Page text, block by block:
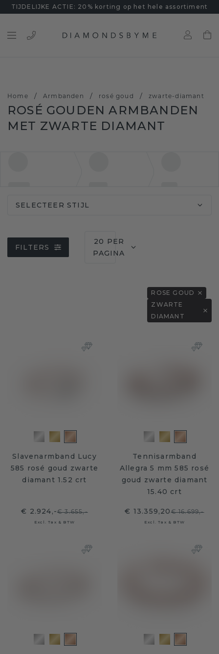
TIJDELIJKE ACTIE: 20% korting op het hele assortiment
Home / Armbanden / rosé goud / zwarte-diamant
ROSÉ GOUDEN ARMBANDEN
MET ZWARTE DIAMANT
SELECTEER STIJL
FILTERS
20 PER
PAGINA
ROSE GOUD
ZWARTE
DIAMANT
Slavenarmband Lucy
585 rosé goud zwarte
diamant 1.52 crt
€ 2.924,-€ 3.655,-
Excl. Tax & BTW
Tennisarmband
Allegra 5 mm 585 rosé
goud zwarte diamant
15.40 crt
€ 13.359,20€ 16.699,-
Excl. Tax & BTW